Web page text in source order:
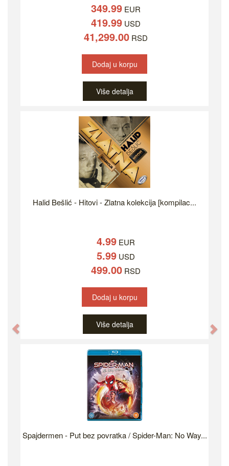
349.99 EUR
419.99 USD
41,299.00 RSD
Dodaj u korpu
Više detalja
Halid Bešlić - Hitovi - Zlatna kolekcija [kompilac...
4.99 EUR
5.99 USD
499.00 RSD
Dodaj u korpu
Više detalja
Spajdermen - Put bez povratka / Spider-Man: No Way...